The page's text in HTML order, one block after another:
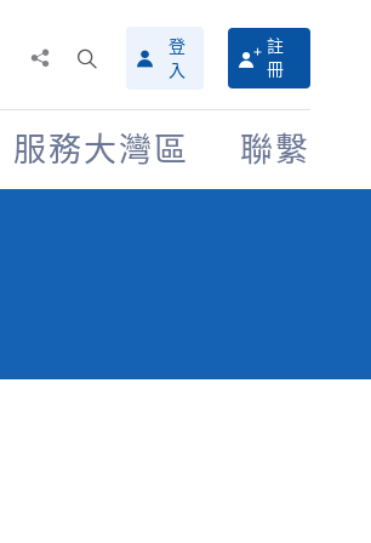
搜
尋
介
面
登
入
註
冊
服務大灣區 聯繫